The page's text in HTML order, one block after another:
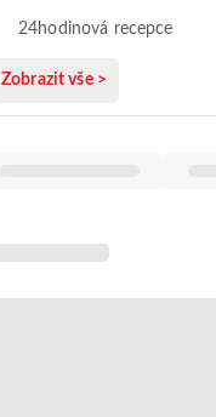
24hodinová recepce
Zobrazit vše >